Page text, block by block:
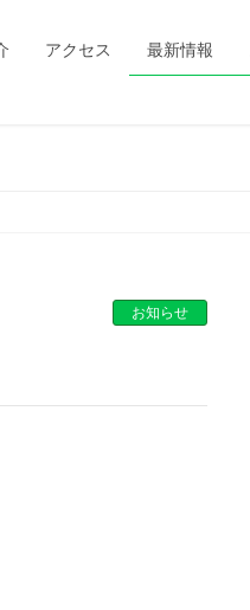
アクセス 最新情報
お知らせ